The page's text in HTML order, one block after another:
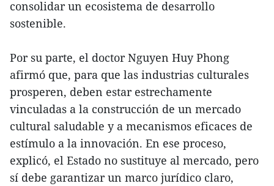
consolidar un ecosistema de desarrollo
sostenible.
Por su parte, el doctor Nguyen Huy Phong
afirmó que, para que las industrias culturales
prosperen, deben estar estrechamente
vinculadas a la construcción de un mercado
cultural saludable y a mecanismos eficaces de
estímulo a la innovación. En ese proceso,
explicó, el Estado no sustituye al mercado, pero
sí debe garantizar un marco jurídico claro,